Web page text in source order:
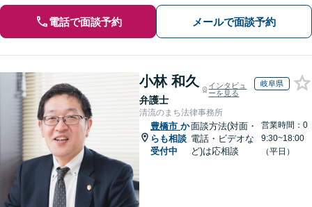
電話で面談予約 メールで面談予約
小林 和久
弁護士
インタビュ
ーを見る
岐阜県
清流のまち法律事務所
豊橋市 か
らも相談
受付中
面談方法(対面・
電話・ビデオな
ど)は応相談
営業時間：0
9:30~18:00
（平日）